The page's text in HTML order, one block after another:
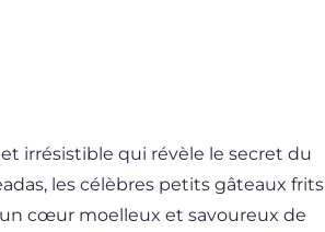
irrésistible qui révèle le secret du
les célèbres petits gâteaux frits
cœur moelleux et savoureux de